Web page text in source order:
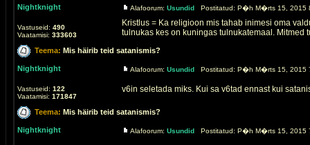
Nightknight
Vastuseid: 490
Vaatamisi: 333603
Alafoorum: Usundid Postitatud: P�h M�rts 15, 2015
Kristlus = Ka religioon mis tahab inimesi oma
tulnukas kes on kuningas tulnukatemaal. Mitmed
Teema: Mis häirib teid satanismis?
Nightknight
Vastuseid: 122
Vaatamisi: 171847
Alafoorum: Usundid Postitatud: P�h M�rts 15, 2015
v6in seletada miks. Kui sa v6tad ennast kui
Teema: Mis häirib teid satanismis?
Nightknight Alafoorum: Usundid Postitatud: P�h M�rts 15, 2015